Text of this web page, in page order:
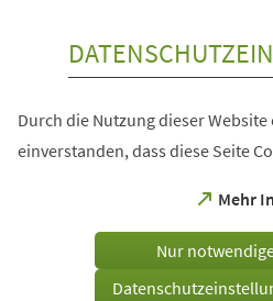
Durch die Nutzung dieser
einverstanden, dass diese Seite
Mehr
(Öffnet
einem
Tab)
Nur